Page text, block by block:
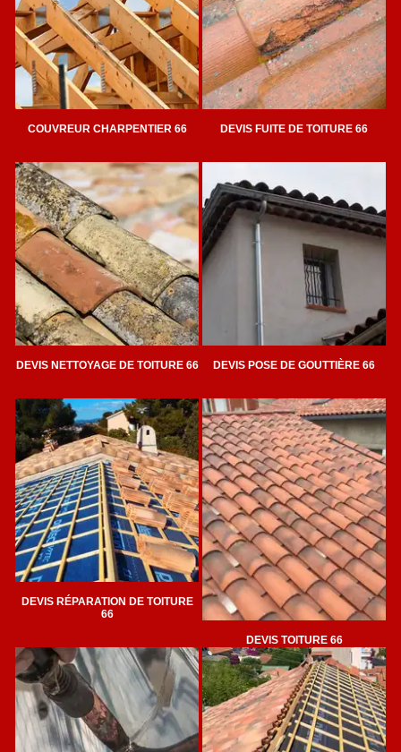
COUVREUR CHARPENTIER 66 DEVIS FUITE DE TOITURE 66
DEVIS NETTOYAGE DE TOITURE 66 DEVIS POSE DE GOUTTIÈRE 66
DEVIS RÉPARATION DE TOITURE
66
DEVIS TOITURE 66